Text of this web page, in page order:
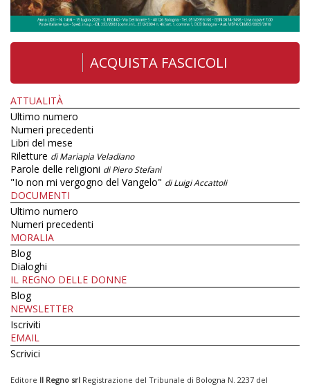
ACQUISTA FASCICOLI
ATTUALITÀ
Ultimo numero
Numeri precedenti
Libri del mese
Riletture di Mariapia Veladiano
Parole delle religioni di Piero Stefani
"Io non mi vergogno del Vangelo" di Luigi Accattoli
DOCUMENTI
Ultimo numero
Numeri precedenti
MORALIA
Blog
Dialoghi
IL REGNO DELLE DONNE
Blog
NEWSLETTER
Iscriviti
EMAIL
Scrivici
Editore Il Regno srl Registrazione del Tribunale di Bologna N. 2237 del